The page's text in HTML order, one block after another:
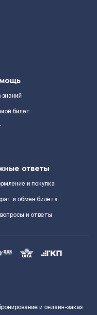
знаний
билет
ответы
и покупка
и обмен билета
и ответы
и онлайн-заказ